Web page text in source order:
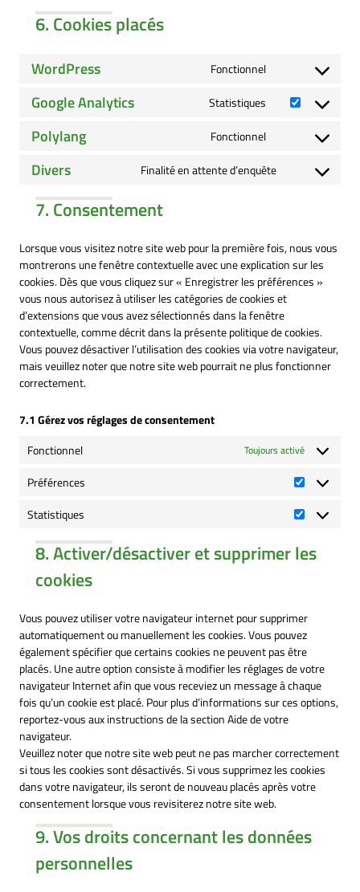
6. Cookies placés
WordPress Fonctionnel
Consent
service
Google Analytics Statistiques
Consent
analytics
Polylang Fonctionnel
Consent
Divers Finalité en attente d’enquête
Consent
7. Consentement
Lorsque vous visitez notre site web pour la première fois, nous vous
montrerons une fenêtre contextuelle avec une explication sur les
cookies. Dès que vous cliquez sur « Enregistrer les préférences »
vous nous autorisez à utiliser les catégories de cookies et
d’extensions que vous avez sélectionnés dans la fenêtre
contextuelle, comme décrit dans la présente politique de cookies.
Vous pouvez désactiver l’utilisation des cookies via votre navigateur,
mais veuillez noter que notre site web pourrait ne plus fonctionner
correctement.
7.1 Gérez vos réglages de consentement
Fonctionnel
Toujours activé
Préférences
Statistiques
Statistiques
8. Activer/désactiver et supprimer les
cookies
Vous pouvez utiliser votre navigateur internet pour supprimer
automatiquement ou manuellement les cookies. Vous pouvez
également spécifier que certains cookies ne peuvent pas être
placés. Une autre option consiste à modifier les réglages de votre
navigateur Internet afin que vous receviez un message à chaque
fois qu’un cookie est placé. Pour plus d’informations sur ces options,
reportez-vous aux instructions de la section Aide de votre
navigateur.
Veuillez noter que notre site web peut ne pas marcher correctement
si tous les cookies sont désactivés. Si vous supprimez les cookies
dans votre navigateur, ils seront de nouveau placés après votre
consentement lorsque vous revisiterez notre site web.
9. Vos droits concernant les données
personnelles